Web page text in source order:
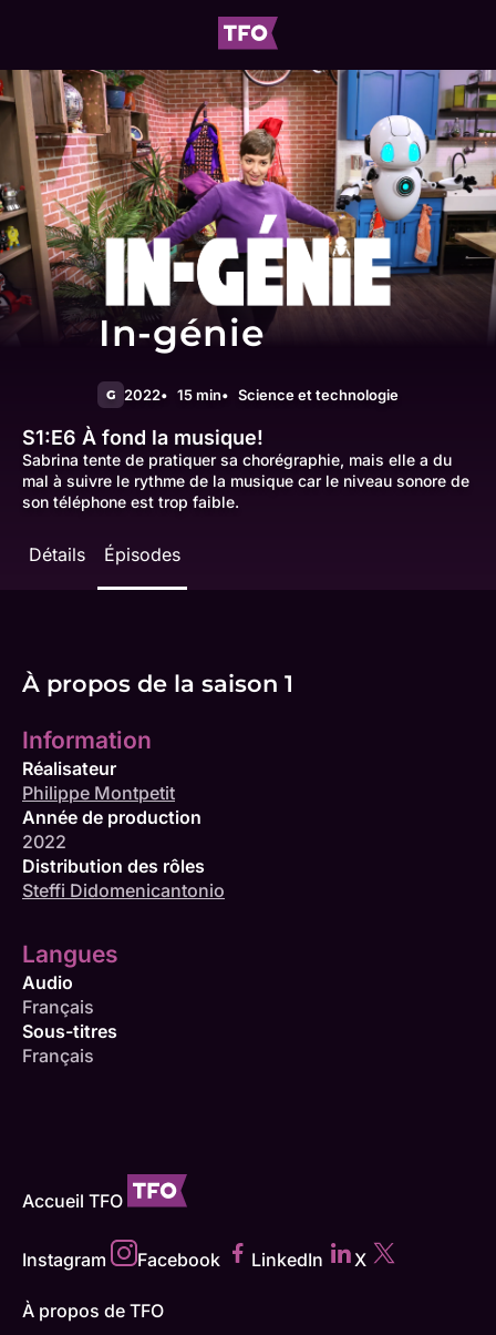
In-génie
G 2022 15 min Science et technologie
S1:E6 À fond la musique!
Sabrina tente de pratiquer sa chorégraphie, mais elle a du
mal à suivre le rythme de la musique car le niveau sonore de
son téléphone est trop faible.
Détails Épisodes
À propos de la saison 1
Information
Réalisateur
Philippe Montpetit
Année de production
2022
Distribution des rôles
Steffi Didomenicantonio
Langues
Audio
Français
Sous-titres
Français
Accueil TFO
Instagram Facebook LinkedIn X
À propos de TFO